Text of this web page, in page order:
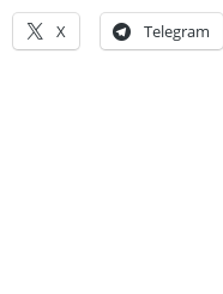
X Telegram